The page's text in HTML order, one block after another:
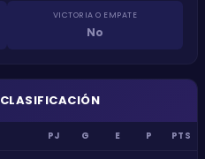
VICTORIA O EMPATE
No
CLASIFICACIÓN
PJ G E P PTS